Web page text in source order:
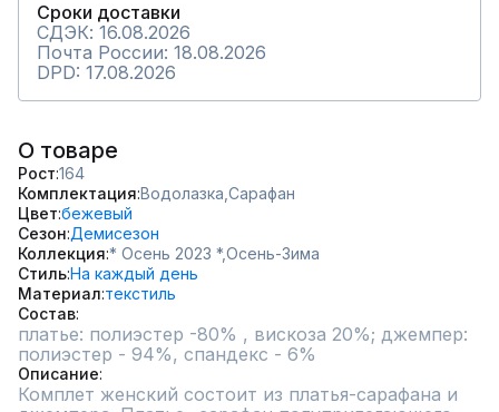
Сроки доставки
СДЭК: 16.08.2026
Почта России: 18.08.2026
DPD: 17.08.2026
О товаре
Рост 164
Комплектация Водолазка, Сарафан
Цвет бежевый
Сезон Демисезон
Коллекция * Осень 2023 *,Осень-Зима
СтильНа каждый день
Материал текстиль
Состав
платье: полиэстер -80% , вискоза 20%; джемпер:
полиэстер - 94%, спандекс - 6%
Описание
Комплет женский состоит из платья-сарафана и